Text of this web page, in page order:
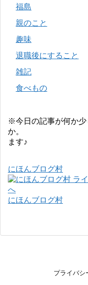
福島
親のこと
趣味
退職後にすること
雑記
食べもの
※今日の記事が何か少
か。 よろしけ
ます♪
にほんブログ村
にほんブログ村
プライバシ